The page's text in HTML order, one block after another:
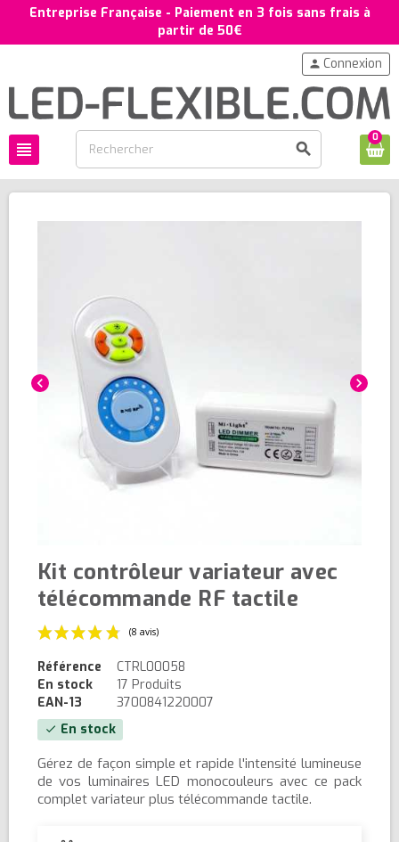
Entreprise Française - Paiement en 3 fois sans frais à
partir de 50€
view_headline search
person Connexion
0
chevron_left chevron_right
Kit contrôleur variateur avec
télécommande RF tactile
Référence
CTRL00058
En stock
17 Produits
EAN-13
3700841220007
check En stock
Gérez de façon simple et rapide l'intensité lumineuse
de vos luminaires LED monocouleurs avec ce pack
complet variateur plus télécommande tactile.